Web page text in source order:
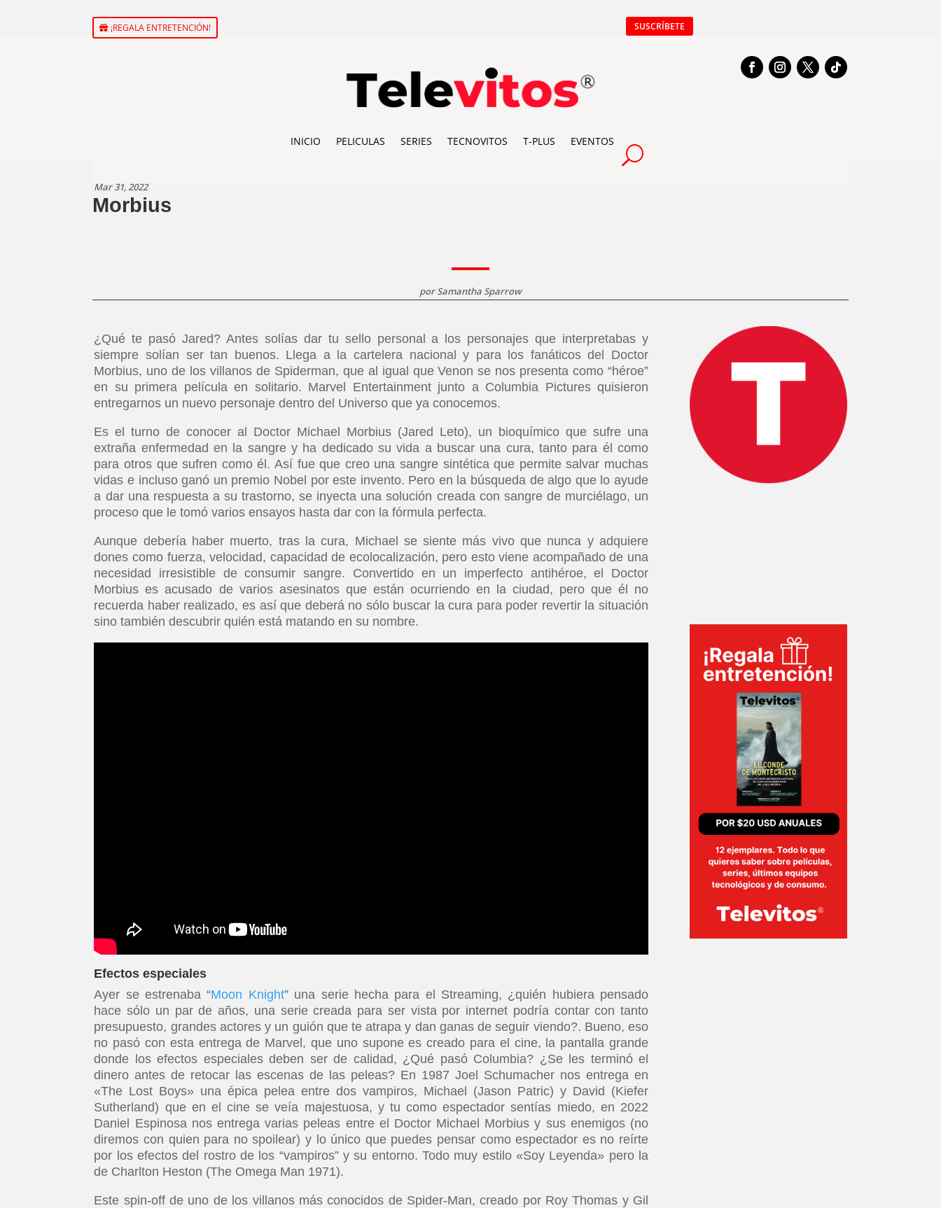
¡REGALA ENTRETENCIÓN! SUSCRÍBETE
INICIO PELICULAS SERIES TECNOVITOS T-PLUS EVENTOS
Mar 31, 2022
Morbius
porSamantha Sparrow
¿Qué te pasó Jared? Antes solías dar tu sello personal a los personajes que interpretabas y
siempre solían ser tan buenos. Llega a la cartelera nacional y para los fanáticos del Doctor
Morbius, uno de los villanos de Spiderman, que al igual que Venon se nos presenta como “héroe”
en su primera película en solitario. Marvel Entertainment junto a Columbia Pictures quisieron
entregarnos un nuevo personaje dentro del Universo que ya conocemos.
Es el turno de conocer al Doctor Michael Morbius (Jared Leto), un bioquímico que sufre una
extraña enfermedad en la sangre y ha dedicado su vida a buscar una cura, tanto para él como
para otros que sufren como él. Así fue que creo una sangre sintética que permite salvar muchas
vidas e incluso ganó un premio Nobel por este invento. Pero en la búsqueda de algo que lo ayude
a dar una respuesta a su trastorno, se inyecta una solución creada con sangre de murciélago, un
proceso que le tomó varios ensayos hasta dar con la fórmula perfecta.
Aunque debería haber muerto, tras la cura, Michael se siente más vivo que nunca y adquiere
dones como fuerza, velocidad, capacidad de ecolocalización, pero esto viene acompañado de una
necesidad irresistible de consumir sangre. Convertido en un imperfecto antihéroe, el Doctor
Morbius es acusado de varios asesinatos que están ocurriendo en la ciudad, pero que él no
recuerda haber realizado, es así que deberá no sólo buscar la cura para poder revertir la situación
sino también descubrir quién está matando en su nombre.
Efectos especiales
Ayer se estrenaba “Moon Knight” una serie hecha para el Streaming, ¿quién hubiera pensado
hace sólo un par de años, una serie creada para ser vista por internet podría contar con tanto
presupuesto, grandes actores y un guión que te atrapa y dan ganas de seguir viendo?. Bueno, eso
no pasó con esta entrega de Marvel, que uno supone es creado para el cine, la pantalla grande
donde los efectos especiales deben ser de calidad, ¿Qué pasó Columbia? ¿Se les terminó el
dinero antes de retocar las escenas de las peleas? En 1987 Joel Schumacher nos entrega en
«The Lost Boys» una épica pelea entre dos vampiros, Michael (Jason Patric) y David (Kiefer
Sutherland) que en el cine se veía majestuosa, y tu como espectador sentías miedo, en 2022
Daniel Espinosa nos entrega varias peleas entre el Doctor Michael Morbius y sus enemigos (no
diremos con quien para no spoilear) y lo único que puedes pensar como espectador es no reírte
por los efectos del rostro de los “vampiros” y su entorno. Todo muy estilo «Soy Leyenda» pero la
de Charlton Heston (The Omega Man 1971).
Este spin-off de uno de los villanos más conocidos de Spider-Man, creado por Roy Thomas y Gil